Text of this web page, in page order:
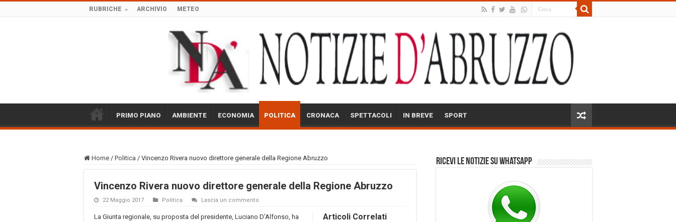
RUBRICHE ARCHIVIO METEO
PRIMO PIANO AMBIENTE ECONOMIA POLITICA CRONACA SPETTACOLI IN BREVE SPORT
Home / Politica / Vincenzo Rivera nuovo direttore generale della Regione Abruzzo
Vincenzo Rivera nuovo direttore generale della Regione Abruzzo
22 Maggio 2017 Politica Lascia un commento
Articoli Correlati
La Giunta regionale, su proposta del presidente, Luciano D’Alfonso, ha
Ricevi le notizie su Whatsapp